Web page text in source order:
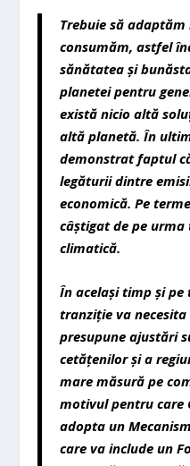
Trebuie să adaptăm
consumăm, astfelî
sănătateași bună
planetei pentru
există nicio altă solu
altă planetă.În
demonstrat faptul c
legăturii dintre
economică. Pe
câștigat de pe
climatică.
În același timpși pe
tranziție va
presupune ajustări
cetățenilorși a
mare măsură pe
motivul pentru care
adopta un
care va include un